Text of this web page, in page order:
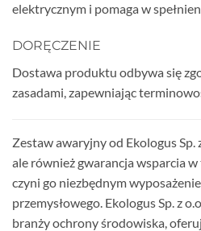
elektrycznym i pomaga w
DORĘCZENIE
Dostawa produktu odbywa się
zasadami, zapewniając
Zestaw awaryjny od Ekologus
ale również gwarancja wsparcia
czyni go niezbędnym
przemysłowego. Ekologus Sp. z
branży ochrony środowiska,